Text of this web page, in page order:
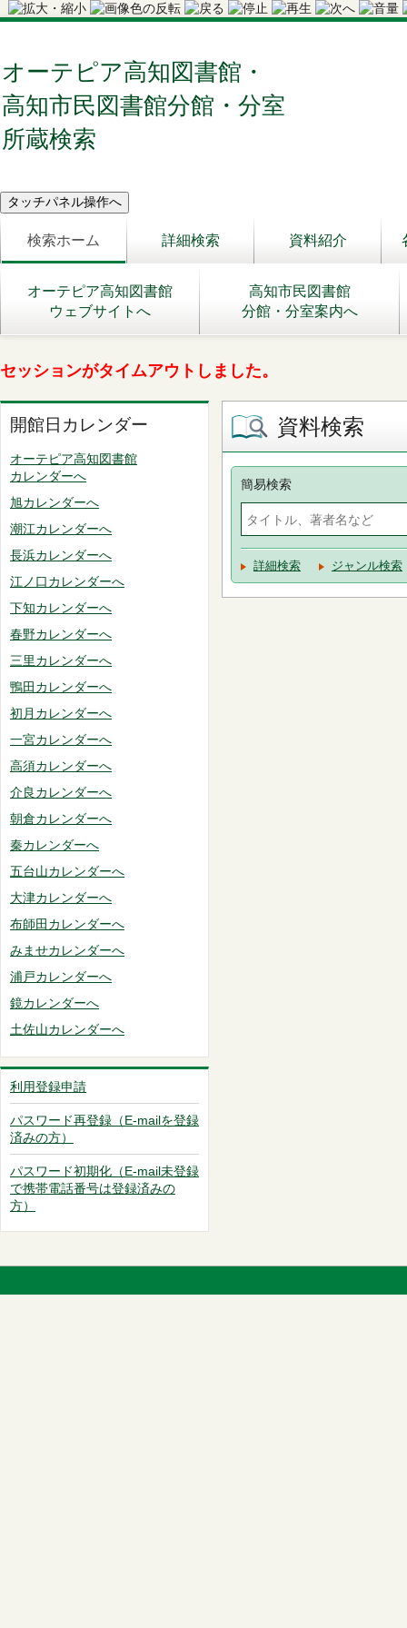
オーテピア高知図書館・
高知市民図書館分館・分室
所蔵検索
検索ホーム 詳細検索 資料紹介
オーテピア高知図書館
ウェブサイトへ
高知市民図書館
分館・分室案内へ
セッションがタイムアウトしました。
開館日カレンダー
オーテピア高知図書館
カレンダーへ
旭カレンダーへ
潮江カレンダーへ
長浜カレンダーへ
江ノ口カレンダーへ
下知カレンダーへ
春野カレンダーへ
三里カレンダーへ
鴨田カレンダーへ
初月カレンダーへ
一宮カレンダーへ
高須カレンダーへ
介良カレンダーへ
朝倉カレンダーへ
秦カレンダーへ
五台山カレンダーへ
大津カレンダーへ
布師田カレンダーへ
みませカレンダーへ
浦戸カレンダーへ
鏡カレンダーへ
土佐山カレンダーへ
利用登録申請
パスワード再登録（E-mailを登録
済みの方）
パスワード初期化（E-mail未登録
で携帯電話番号は登録済みの
方）
資料検索
簡易検索
詳細検索 ジャンル検索